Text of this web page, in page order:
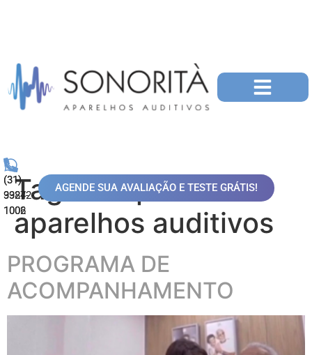
(31)
99872-
1006
(31)
3324-
1002
AGENDE SUA AVALIAÇÃO E TESTE GRÁTIS!
Tag:compra de
aparelhos auditivos
PROGRAMA DE
ACOMPANHAMENTO